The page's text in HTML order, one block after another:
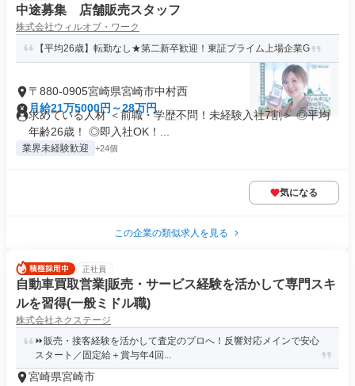
中途募集 店舗販売スタッフ
株式会社ウィルオブ・ワーク
【平均26歳】転勤なし★第二新卒歓迎！東証プライム上場企業G
〒880-0905宮崎県宮崎市中村西
月給21万5000円～28万円
求めている人材 ＜前職・学歴不問！未経験入社7割＞ ◎平均
年齢26歳！ ◎即入社OK！...
業界未経験歓迎 +24個
気になる
この企業の類似求人を見る
正社員
自動車買取営業|販売・サービス経験を活かして専門スキ
ルを習得(一般ミドル職)
株式会社ネクステージ
⏩️販売・接客経験を活かして査定のプロへ！反響対応メインで安心
スタート／固定給＋賞与年4回...
宮崎県宮崎市